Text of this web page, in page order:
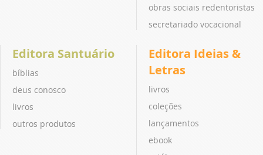
obras sociais redentoristas
secretariado vocacional
Editora Santuário
bíblias
deus conosco
livros
outros produtos
Editora Ideias &
Letras
livros
coleções
lançamentos
ebook